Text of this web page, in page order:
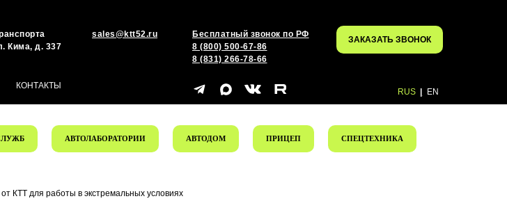
sales@ktt52.ru
Бесплатный звонок по РФ
8 (800) 500-67-86
8 (831) 266-78-66
ЗАКАЗАТЬ ЗВОНОК
Кима, д. 337
КОНТАКТЫ
RUS EN
АВТОЛАБОРАТОРИИ АВТОДОМ ПРИЦЕП СПЕЦТЕХНИКА
КТТ для работы в экстремальных условиях